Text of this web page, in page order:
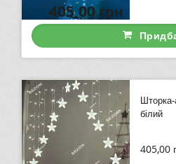
405,00грн
білий
405,00